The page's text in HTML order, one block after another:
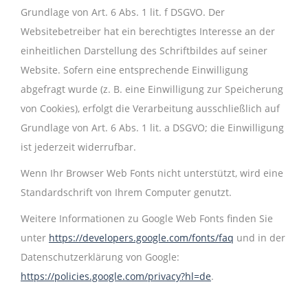
Grundlage von Art. 6 Abs. 1 lit. f DSGVO. Der
Websitebetreiber hat ein berechtigtes Interesse an der
einheitlichen Darstellung des Schriftbildes auf seiner
Website. Sofern eine entsprechende Einwilligung
abgefragt wurde (z. B. eine Einwilligung zur Speicherung
von Cookies), erfolgt die Verarbeitung ausschließlich auf
Grundlage von Art. 6 Abs. 1 lit. a DSGVO; die Einwilligung
ist jederzeit widerrufbar.
Wenn Ihr Browser Web Fonts nicht unterstützt, wird eine
Standardschrift von Ihrem Computer genutzt.
Weitere Informationen zu Google Web Fonts finden Sie
unter https://developers.google.com/fonts/faq und in der
Datenschutzerklärung von Google:
https://policies.google.com/privacy?hl=de.